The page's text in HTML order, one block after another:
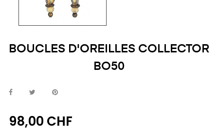
BOUCLES D'OREILLES COLLECTOR
BO50
98,00 CHF